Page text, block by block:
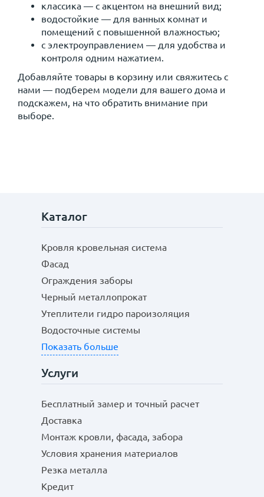
классика — с акцентом на внешний вид;
водостойкие — для ванных комнат и
помещений с повышенной влажностью;
с электроуправлением — для удобства и
контроля одним нажатием.
Добавляйте товары в корзину или свяжитесь с
нами — подберем модели для вашего дома и
подскажем, на что обратить внимание при
выборе.
Каталог
Кровля кровельная система
Фасад
Ограждения заборы
Черный металлопрокат
Утеплители гидро пароизоляция
Водосточные системы
Показать больше
Услуги
Бесплатный замер и точный расчет
Доставка
Монтаж кровли, фасада, забора
Условия хранения материалов
Резка металла
Кредит